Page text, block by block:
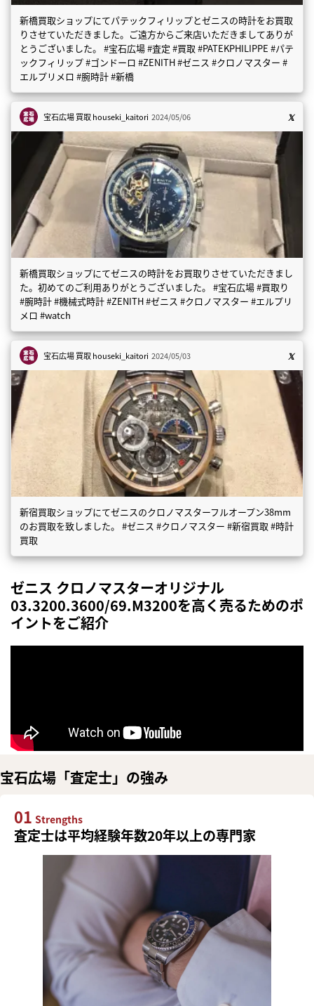
新橋買取ショップにてパテックフィリップとゼニスの時計をお買取
りさせていただきました。ご遠方からご来店いただきましてありが
とうございました。 #宝石広場 #査定 #買取 #PATEKPHILIPPE #パテ
ックフィリップ #ゴンドーロ #ZENITH #ゼニス #クロノマスター #
エルプリメロ #腕時計 #新橋
宝石広場 買取houseki_kaitori 2024/05/06
新橋買取ショップにてゼニスの時計をお買取りさせていただきまし
た。初めてのご利用ありがとうございました。 #宝石広場 #買取り
#腕時計 #機械式時計 #ZENITH #ゼニス #クロノマスター #エルプリ
メロ #watch
宝石広場 買取houseki_kaitori 2024/05/03
新宿買取ショップにてゼニスのクロノマスターフルオープン38mm
のお買取を致しました。 #ゼニス #クロノマスター #新宿買取 #時計
買取
ゼニス クロノマスターオリジナル
03.3200.3600/69.M3200を高く売るためのポ
イントをご紹介
宝石広場「査定士」の強み
01 Strengths
査定士は平均経験年数20年以上の専門家